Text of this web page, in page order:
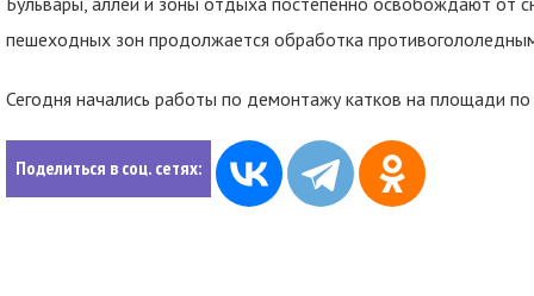
пешеходных зон продолжается обработка
Сегодня начались работы по демонтажу катков на площади
Поделиться в соц. сетях: